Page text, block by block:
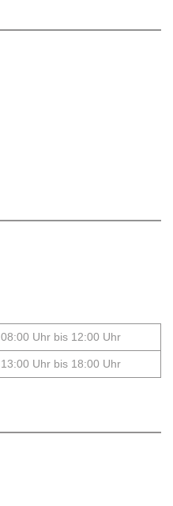
08:00 Uhr bis 12:00 Uhr
13:00 Uhr bis 18:00 Uhr